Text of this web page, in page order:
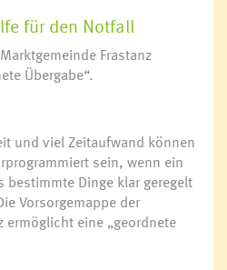
für den Notfall
Frastanz
Übergabe“.
und viel Zeitaufwand können
sein, wenn ein
Dinge klar geregelt
Vorsorgemappe der
ermöglicht eine „geordnete